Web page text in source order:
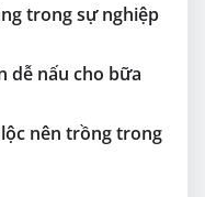
trong sự nghiệp
dễ nấu cho bữa
nên trồng trong